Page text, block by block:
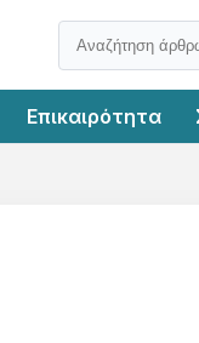
Επικαιρότητα